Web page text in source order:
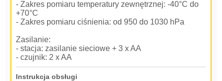
- Zakres pomiaru temperatury zewnętrznej: -40°C do
+70°C
- Zakres pomiaru ciśnienia: od 950 do 1030 hPa
Zasilanie:
- stacja: zasilanie sieciowe + 3 x AA
- czujnik: 2 x AA
Instrukcja obsługi